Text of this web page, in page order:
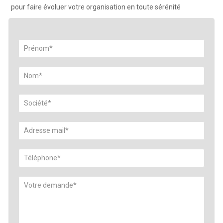
pour faire évoluer votre organisation en toute sérénité